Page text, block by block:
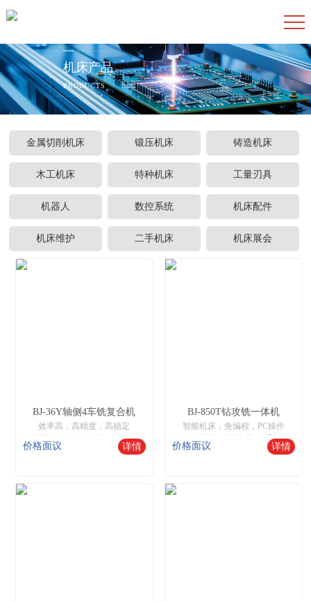
机床产品
PRODUCTS
金属切削机床 锻压机床 铸造机床
木工机床 特种机床 工量刃具
机器人 数控系统 机床配件
机床维护 二手机床 机床展会
BJ-36Y轴侧4车铣复合机
效率高，高精度，高稳定
机床网,数控机床,数控机床网,中国数控机床网,机床设备网,智能数控机床,二手机床网,数控木工机床厂家
价格面议 详情
BJ-850T钻攻铣一体机
智能机床，免编程，PC操作
数控机床网,机床设备网,二手机床网,数控木工机床厂家
价格面议 详情